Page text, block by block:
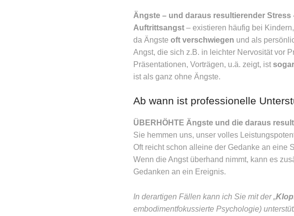
Ängste – und daraus resultierender
Auftrittsangst – existieren häufig bei
da Ängste oft verschwiegen und als
Angst, die sich z.B. in leichter Nervosität vor
Präsentationen, Vorträgen, u.ä. zeigt, ist
ist als ganz ohne Ängste.
Ab wann ist professionelle
ÜBERHÖHTE Ängste und die daraus
Sie hemmen uns, unser volles
Oft reicht schon alleine der Gedanke an eine
Wenn die Angst überhand nimmt, kann es
Gedanken an ein Ereignis.
In derartigen Fällen kann ich Sie mit der „
embodimentfokussierte Psychologie)